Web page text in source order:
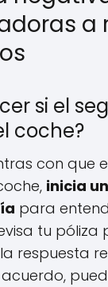
a
si el
coche?
con que
inicia
para
tu póliza
respuesta